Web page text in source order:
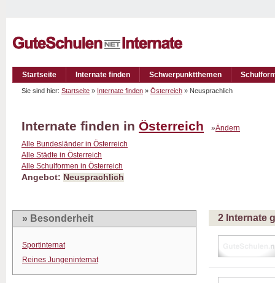
Startseite Internate finden Schwerpunktthemen
Sie sind hier: Startseite » Internate finden » Österreich » Neusprachlich
Internate finden in Österreich »Ändern
Alle Bundesländer in Österreich
Alle Städte in Österreich
Alle Schulformen in Österreich
Angebot: Neusprachlich
» Besonderheit
Sportinternat
Reines Jungeninternat
2 Internate